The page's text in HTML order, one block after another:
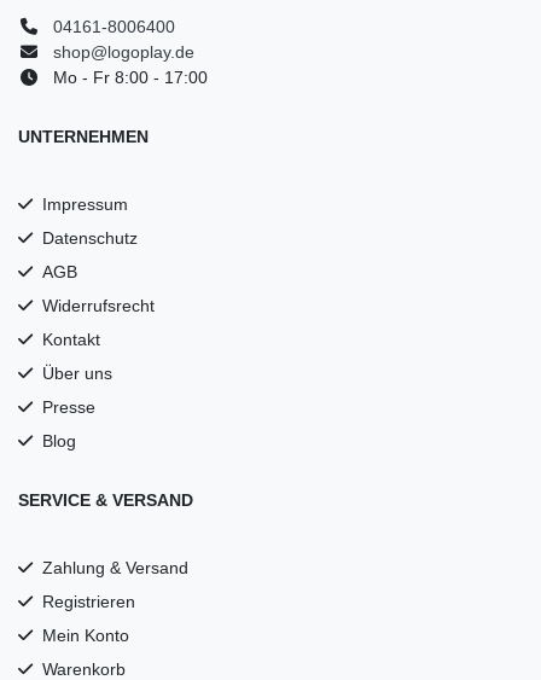
04161-8006400
shop@logoplay.de
Mo - Fr 8:00 - 17:00
UNTERNEHMEN
Impressum
Datenschutz
AGB
Widerrufsrecht
Kontakt
Über uns
Presse
Blog
SERVICE & VERSAND
Zahlung & Versand
Registrieren
Mein Konto
Warenkorb